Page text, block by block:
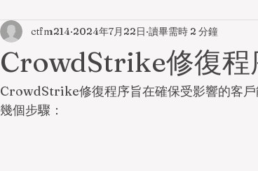
CrowdStrike修復程
ctfm214 2024年7月22日 讀畢需時 2 分鐘
CrowdStrike修復程序旨在確保受影響的客
幾個步驟：